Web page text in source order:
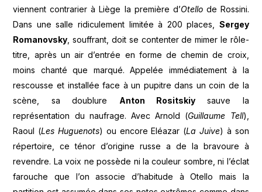
viennent contrarier à Liège la première d’Otellode Rossini.
Dans une salle ridiculement limitée à 200 places, Sergey
Romanovsky, souffrant, doit se contenter de mimer le rôle-
titre, après un air d’entrée en forme de chemin de croix,
moins chanté que marqué. Appelée immédiatement à la
rescousse et installée face à un pupitre dans un coin de la
scène, sa doublure Anton Rositskiysauve la
représentation du naufrage. Avec Arnold (Guillaume Tell),
Raoul (Les Huguenots) ou encore Eléazar (La Juive) à son
répertoire, ce ténor d’origine russe a de la bravoure à
revendre. La voix ne possède ni la couleur sombre, ni l’éclat
farouche que l’on associe d’habitude à Otello mais la